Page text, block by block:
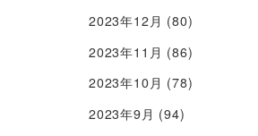
2023年12月 (80)
2023年11月 (86)
2023年10月 (78)
2023年9月 (94)